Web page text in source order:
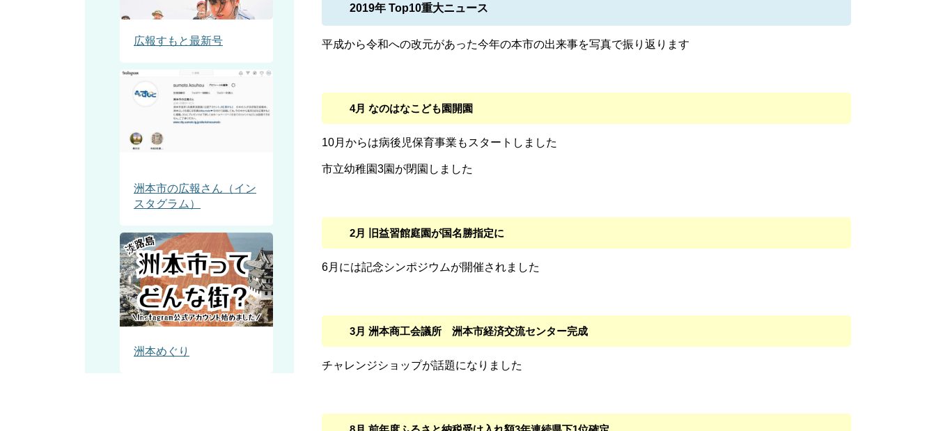
2019年 Top10重大ニュース
平成から令和への改元があった今年の本市の出来事を写真で振り返ります
4月 なのはなこども園開園
10月からは病後児保育事業もスタートしました
市立幼稚園3園が閉園しました
2月 旧益習館庭園が国名勝指定に
6月には記念シンポジウムが開催されました
3月 洲本商工会議所 洲本市経済交流センター完成
チャレンジショップが話題になりました
広報すもと最新号
洲本市の広報さん（イン
スタグラム）
洲本めぐり